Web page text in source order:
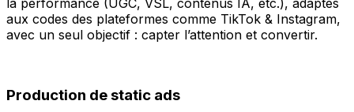
la performance (UGC, VSL, contenus IA, etc.), adaptés
aux codes des plateformes comme TikTok & Instagram,
avec un seul objectif : capter l’attention et convertir.
Production de static ads